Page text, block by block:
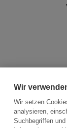
Wir
Wir setzen
analysieren,
Suchbegriffen